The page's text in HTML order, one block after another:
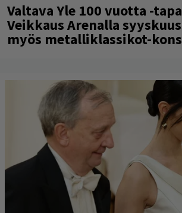
Valtava Yle 100 vuotta -
Veikkaus Arenalla
myös metalliklassikot-